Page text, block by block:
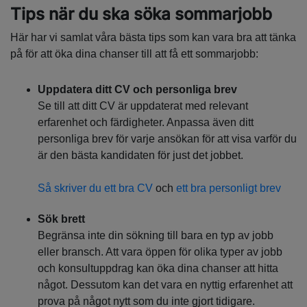
Tips när du ska söka sommarjobb
Här har vi samlat våra bästa tips som kan vara bra att tänka
på för att öka dina chanser till att få ett sommarjobb:
Uppdatera ditt CV och personliga brev
Se till att ditt CV är uppdaterat med relevant
erfarenhet och färdigheter. Anpassa även ditt
personliga brev för varje ansökan för att visa varför du
är den bästa kandidaten för just det jobbet.
Så skriver du ett bra CV och ett bra personligt brev
Sök brett
Begränsa inte din sökning till bara en typ av jobb
eller bransch. Att vara öppen för olika typer av jobb
och konsultuppdrag kan öka dina chanser att hitta
något. Dessutom kan det vara en nyttig erfarenhet att
prova på något nytt som du inte gjort tidigare.